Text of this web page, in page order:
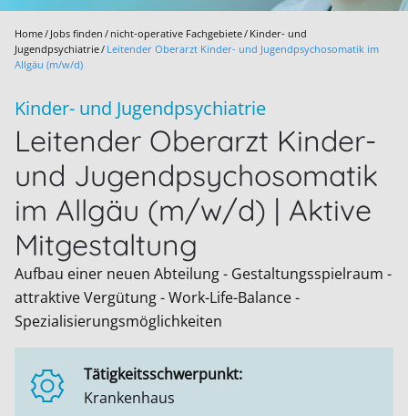
Home Jobs finden nicht-operative Fachgebiete Kinder- und
Jugendpsychiatrie Leitender Oberarzt Kinder- und Jugendpsychosomatik im
Allgäu (m/w/d)
Kinder- und Jugendpsychiatrie
Leitender Oberarzt Kinder-
und Jugendpsychosomatik
im Allgäu (m/w/d) | Aktive
Mitgestaltung
Aufbau einer neuen Abteilung - Gestaltungsspielraum -
attraktive Vergütung - Work-Life-Balance -
Spezialisierungsmöglichkeiten
Tätigkeitsschwerpunkt:
Krankenhaus